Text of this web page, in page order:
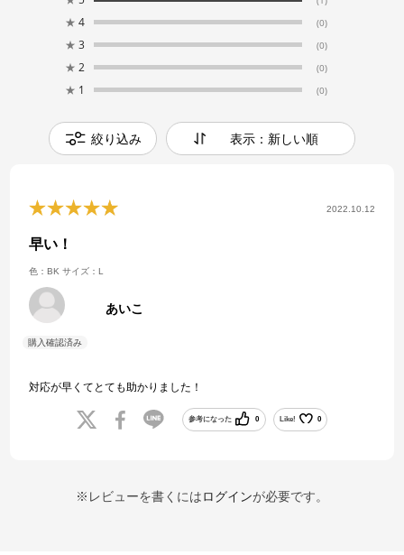
★ 4 (0)
★ 3 (0)
★ 2 (0)
★ 1 (0)
絞り込み 表示：新しい順
2022.10.12
早い！
色：BK サイズ：L
あいこ
対応が早くてとても助かりました！
参考になった 0 Like! 0
※レビューを書くにはログインが必要です。